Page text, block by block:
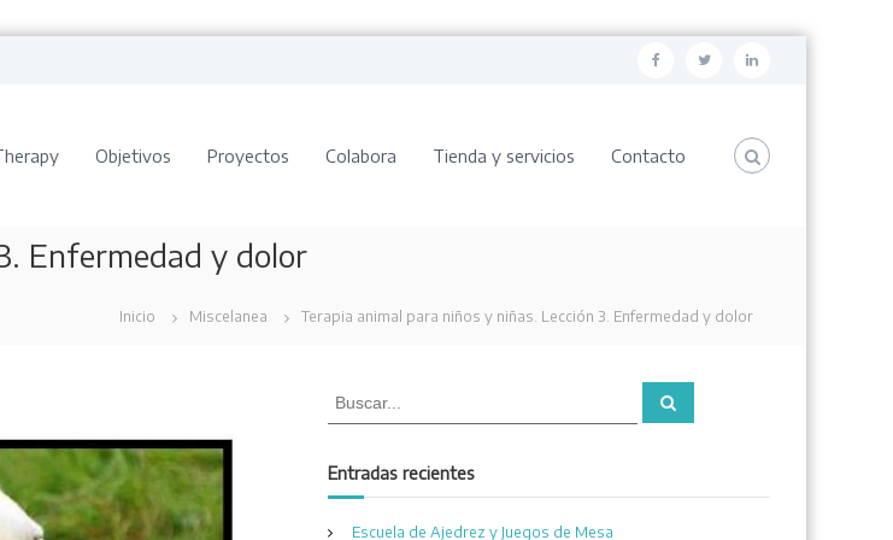
F
e
k
T L
k
Objetivos Proyectos Colabora Tienda y servicios Contacto
Enfermedad y dolor
Inicio Miscelanea Terapia animal para niños y niñas. Lección 3. Enfermedad y dolor
B
c
a
B
Entradas recientes
Escuela de Ajedrez y Juegos de Mesa